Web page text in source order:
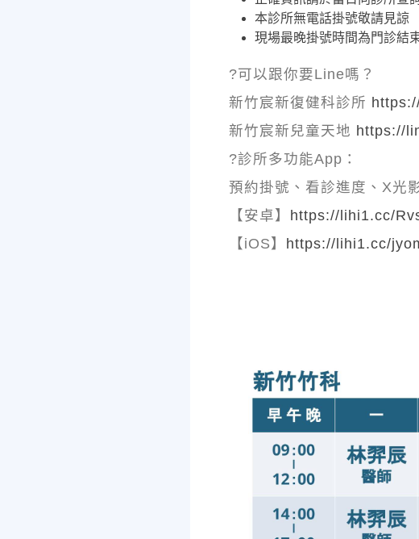
本診所無電話掛號敬請見諒
現場最晚掛號時間為門診結
?可以跟你要Line嗎？
新竹宸新復健科診所
新竹宸新兒童天地 https://
?診所多功能App：
預約掛號、看診進度、X光
【安卓】 https://lihi1.cc/
【iOS】 https://lihi1.cc/